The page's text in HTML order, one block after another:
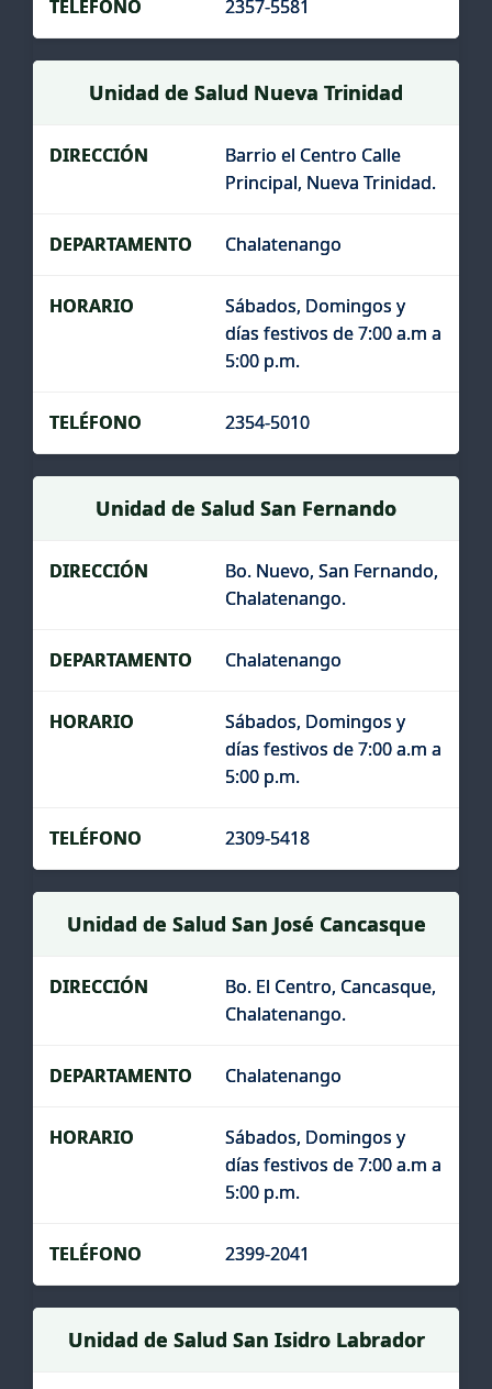
2357-5581
Unidad de Salud Nueva Trinidad
Barrio el Centro Calle
Principal, Nueva Trinidad.
Chalatenango
Sábados, Domingos y
días festivos de 7:00 a.m a
5:00 p.m.
2354-5010
Unidad de Salud San Fernando
Bo. Nuevo, San Fernando,
Chalatenango.
Chalatenango
Sábados, Domingos y
días festivos de 7:00 a.m a
5:00 p.m.
2309-5418
Unidad de Salud San José Cancasque
Bo. El Centro, Cancasque,
Chalatenango.
Chalatenango
Sábados, Domingos y
días festivos de 7:00 a.m a
5:00 p.m.
2399-2041
Unidad de Salud San Isidro Labrador